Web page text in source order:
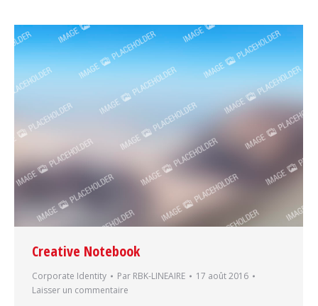
Creative Notebook
Corporate Identity Par RBK-LINEAIRE
17 août 2016
Laisser un commentaire